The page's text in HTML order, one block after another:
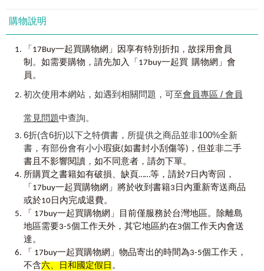
緒、發表意見；閱讀粉絲專頁上的英文新聞及長篇文
facebook
用英文發表每日動態，寫下自己的網路英文日記，寫作
facebook觀看影片→ 增進英聽力
定期收看英文粉絲專頁上發表的影片（如CNN的新聞片
段、電影預告片等），重複聆聽老外的發音及說話方
式，持之以恆增進聽力。
facebook線上聊天→ 鍛鍊
口語力
上聊天，培養開口說英文的自信心。
1. 十大線上辭典分享The Most Popular On-Line Dictionaries
2. 整理英文筆記 Your English Notes
Part2 臉書閱讀寫作班 Reading & Writing Course
在臉書上自我介紹
關於你 About You
形容個性的正面形容詞Positive Adjectives for Describing
Personalities
介紹自己的興趣Your Hobbies
形容個性的負面形容詞Negative Adjectives for Describing
Personalities
Unit2
網路常用流行縮寫、情緒用語、感嘆語
This book is arranged and written in an un-conventional way. It is
an attempt to present the integrate approach to language
learning. The hope is that readers will be able to capture its
content and grasp its meaning.
It has been a great privilege and an amazing experience to have
taken this opportunity to turn this innovative and daring book
Thanks to all those individuals for their un-yielding support, as not
only have they made a positive difference in my world but the
world is now a better place!
Khelia Huang
何必探索自己，要創造自己！
我把這本書當作是我給台灣的一封情書。台灣，一個我
叫做家的土地，因為她擁有許多美好的人文特質和豐富的文
化，等待外地人來發掘。
購物說明
「17Buy一起買購物網」因享有特別折扣 ， 故採用會員
制 。 如需要購物 ， 請先加入「17buy一起買 購物網」會
員。
初次使用本網站，如遇到相關問題，可至會員專區 / 會員
常見問題中查詢。
6折(含6折)以下之特價書，所提供之商品並非100%全新
書，有部份會有小小瑕疵(如書封小刮傷等) ， 但並非二手
書且不影響閱讀 ， 如不同意者 ， 請勿下單。
所購買之書籍如有破損、缺頁……等，請於7日內寄回 ，
「17buy一起買購物網」將於收到書籍3日內重新寄送商品
或於10日內完成退費。
「 17buy一起買購物網」目前僅服務於台灣地區。除離島
地區需要3-5個工作天外，其它地區約在3個工作天內會送
達。
「 17buy一起買購物網」物品寄出的時間為3-5個工作天，
不含六、日和國定假日 。